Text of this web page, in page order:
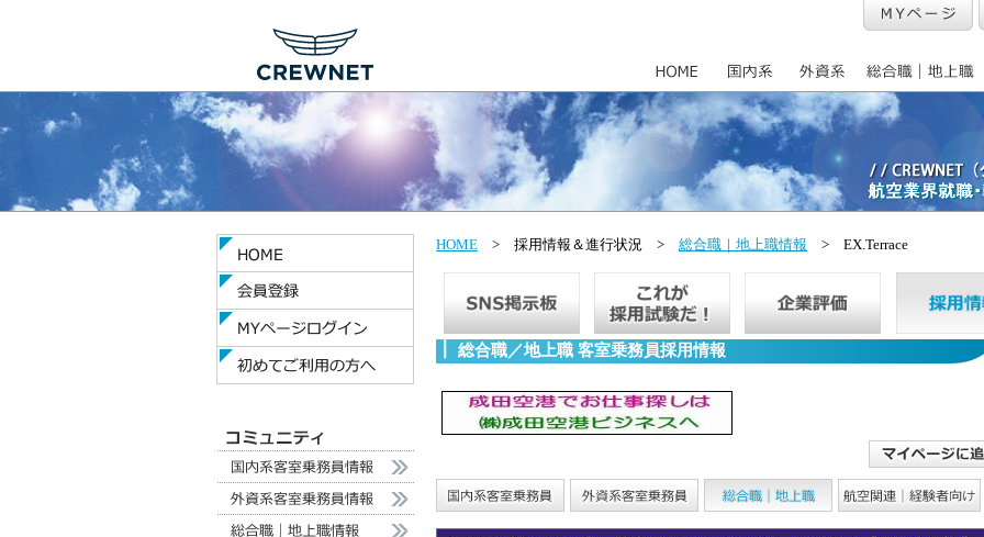
HOME > 採用情報＆進行状況 > 総合職｜地上職情報 > EX.Terrace
総合職／地上職 客室乗務員採用情報